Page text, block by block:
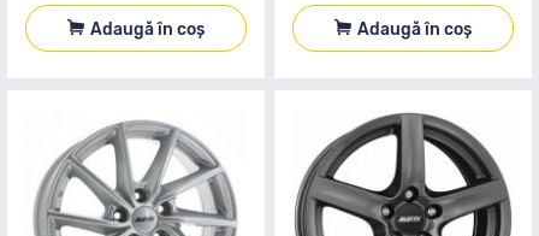
Adaugă în coș Adaugă în coș